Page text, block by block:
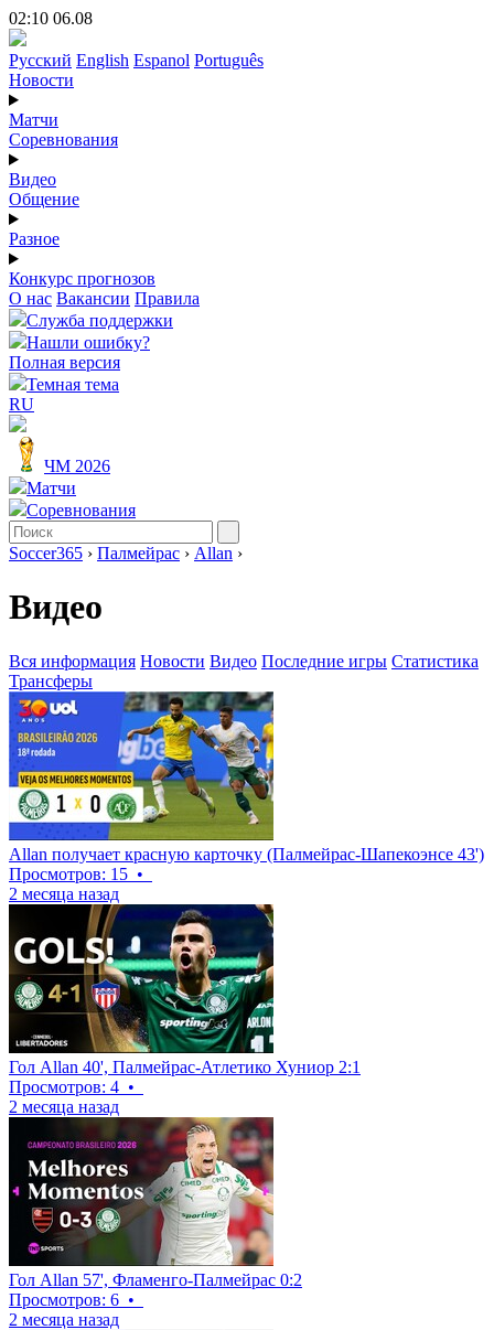
02:10 06.08
Русский English Espanol Português
Новости
Матчи
Соревнования
Видео
Общение
Разное
Конкурс прогнозов
О нас Вакансии Правила
Служба поддержки
Нашли ошибку?
Полная версия
Темная тема
RU
ЧМ 2026
Матчи
Соревнования
Soccer365 › Палмейрас › Allan ›
Видео
Вся информация Новости Видео Последние игры Статистика
Трансферы
Allan получает красную карточку (Палмейрас-Шапекоэнсе 43')
Просмотров: 15 •
2 месяца назад
Гол Allan 40', Палмейрас-Атлетико Хуниор 2:1
Просмотров: 4 •
2 месяца назад
Гол Allan 57', Фламенго-Палмейрас 0:2
Просмотров: 6 •
2 месяца назад